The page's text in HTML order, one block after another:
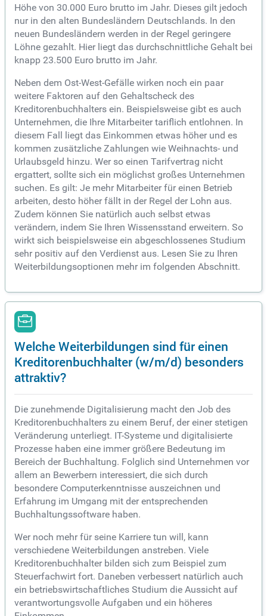
Höhe von 30.000 Euro brutto im Jahr. Dieses gilt jedoch
nur in den alten Bundesländern Deutschlands. In den
neuen Bundesländern werden in der Regel geringere
Löhne gezahlt. Hier liegt das durchschnittliche Gehalt bei
knapp 23.500 Euro brutto im Jahr.
Neben dem Ost-West-Gefälle wirken noch ein paar
weitere Faktoren auf den Gehaltscheck des
Kreditorenbuchhalters ein. Beispielsweise gibt es auch
Unternehmen, die Ihre Mitarbeiter tariflich entlohnen. In
diesem Fall liegt das Einkommen etwas höher und es
kommen zusätzliche Zahlungen wie Weihnachts- und
Urlaubsgeld hinzu. Wer so einen Tarifvertrag nicht
ergattert, sollte sich ein möglichst großes Unternehmen
suchen. Es gilt: Je mehr Mitarbeiter für einen Betrieb
arbeiten, desto höher fällt in der Regel der Lohn aus.
Zudem können Sie natürlich auch selbst etwas
verändern, indem Sie Ihren Wissensstand erweitern. So
wirkt sich beispielsweise ein abgeschlossenes Studium
sehr positiv auf den Verdienst aus. Lesen Sie zu Ihren
Weiterbildungsoptionen mehr im folgenden Abschnitt.
Welche Weiterbildungen sind für einen
Kreditorenbuchhalter (w/m/d) besonders
attraktiv?
Die zunehmende Digitalisierung macht den Job des
Kreditorenbuchhalters zu einem Beruf, der einer stetigen
Veränderung unterliegt. IT-Systeme und digitalisierte
Prozesse haben eine immer größere Bedeutung im
Bereich der Buchhaltung. Folglich sind Unternehmen vor
allem an Bewerbern interessiert, die sich durch
besondere Computerkenntnisse auszeichnen und
Erfahrung im Umgang mit der entsprechenden
Buchhaltungssoftware haben.
Wer noch mehr für seine Karriere tun will, kann
verschiedene Weiterbildungen anstreben. Viele
Kreditorenbuchhalter bilden sich zum Beispiel zum
Steuerfachwirt fort. Daneben verbessert natürlich auch
ein betriebswirtschaftliches Studium die Aussicht auf
verantwortungsvolle Aufgaben und ein höheres